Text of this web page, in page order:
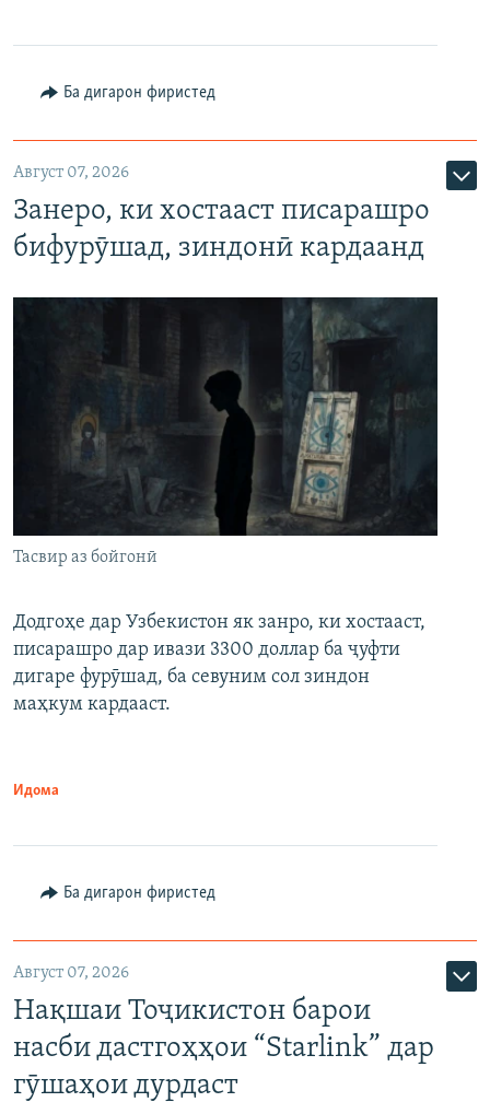
Ба дигарон фиристед
Август 07, 2026
Занеро, ки хостааст писарашро
бифурӯшад, зиндонӣ кардаанд
Тасвир аз бойгонӣ
Додгоҳе дар Узбекистон як занро, ки хостааст,
писарашро дар ивази 3300 доллар ба ҷуфти
дигаре фурӯшад, ба севуним сол зиндон
маҳкум кардааст.
Идома
Ба дигарон фиристед
Август 07, 2026
Нақшаи Тоҷикистон барои
насби дастгоҳҳои “Starlink” дар
гӯшаҳои дурдаст